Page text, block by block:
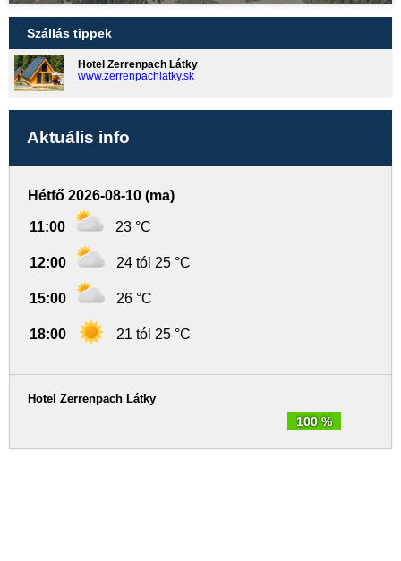
Szállás tippek
Hotel Zerrenpach Látky
www.zerrenpachlatky.sk
Aktuális info
Hétfő 2026-08-10 (ma)
11:00 23 °C
12:00 24 tól 25 °C
15:00 26 °C
18:00 21 tól 25 °C
100 %
Hotel Zerrenpach Látky